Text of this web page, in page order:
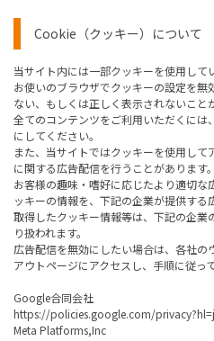
Cookie（クッキー）について
当サイト内には一部クッキーを使用して
お使いのブラウザでクッキーの設定を
ない、もしくは正しく表示されないこと
全てのコンテンツをご利用いただくに
にしてください。
また、当サイトではクッキーを使用して
に関する広告配信を行うことがあります。
お客様の趣味・嗜好に応じたより適切
ッキーの情報を、下記の企業が提供する
取得したクッキー情報等は、下記の企業
り扱われます。
広告配信を無効にしたい場合は、各社の
アウトページにアクセスし、手順に従っ
Google合同会社
https://policies.google.com/
Meta Platforms,Inc